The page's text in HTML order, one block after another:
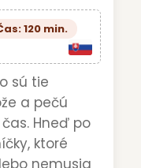
120 min.
sú tie
a pečú
Hneď po
ktoré